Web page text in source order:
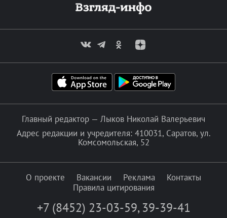
Главный редактор — Лыков Николай Валерьевич
Адрес редакции и учредителя: 410031, Саратов, ул.
Комсомольская, 52
О проекте Вакансии Реклама
Контакты
Правила цитирования
+7 (8452) 23-03-59, 39-39-41